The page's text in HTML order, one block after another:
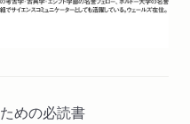
めの必読書